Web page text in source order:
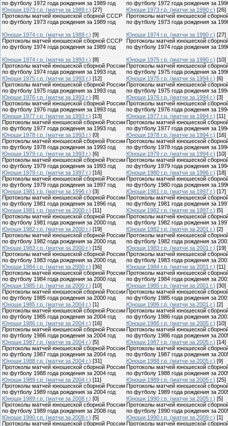
по футболу 1972 года рождения за 1989 год
по футболу 1972 года рождения за
Юноши 1973 г.р. (матчи за 1989 г.) [27]
Протоколы матчей юношеской сборной СССР
по футболу 1973 года рождения за 1989 год
Юноши 1973 г.р. (матчи за 1990 г.) [26]
Протоколы матчей юношеской
по футболу 1973 года рождения за
Юноши 1974 г.р. (матчи за 1989 г.) [9]
Протоколы матчей юношеской сборной СССР
по футболу 1974 года рождения за 1989 год
Юноши 1974 г.р. (матчи за 1990 г.) [27]
Протоколы матчей юношеской
по футболу 1974 года рождения за
Юноши 1974 г.р. (матчи за 1993 г.) [8]
Протоколы матчей юношеской сборной России
по футболу 1974 года рождения за 1993 год
Юноши 1975 г.р. (матчи за 1990 г.) [10]
Протоколы матчей юношеской
по футболу 1975 года рождения за
Юноши 1975 г.р. (матчи за 1993 г.) [12]
Протоколы матчей юношеской сборной России
по футболу 1975 года рождения за 1993 год
Юноши 1975 г.р. (матчи за 1994 г.) [6]
Протоколы матчей юношеской
по футболу 1975 года рождения за
Юноши 1976 г.р. (матчи за 1993 г.) [8]
Протоколы матчей юношеской сборной России
по футболу 1976 года рождения за 1993 год
Юноши 1976 г.р. (матчи за 1994 г.) [3]
Протоколы матчей юношеской
по футболу 1976 года рождения за
Юноши 1977 г.р. (матчи за 1993 г.) [13]
Протоколы матчей юношеской сборной России
по футболу 1977 года рождения за 1993 год
Юноши 1977 г.р. (матчи за 1994 г.) [11]
Протоколы матчей юношеской
по футболу 1977 года рождения за
Юноши 1978 г.р. (матчи за 1993 г.) [0]
Протоколы матчей юношеской сборной России
по футболу 1978 года рождения за 1993 год
Юноши 1978 г.р. (матчи за 1994 г.) [16]
Протоколы матчей юношеской
по футболу 1978 года рождения за
Юноши 1979 г.р. (матчи за 1993 г.) [6]
Протоколы матчей юношеской сборной России
по футболу 1979 года рождения за 1993 год
Юноши 1979 г.р. (матчи за 1994 г.) [10]
Протоколы матчей юношеской
по футболу 1979 года рождения за
Юноши 1979 г.р. (матчи за 1997 г.) [16]
Протоколы матчей юношеской сборной России
по футболу 1979 года рождения за 1997 год
Юноши 1980 г.р. (матчи за 1996 г.) [18]
Протоколы матчей юношеской
по футболу 1980 года рождения за
Юноши 1981 г.р. (матчи за 1996 г.) [3]
Протоколы матчей юношеской сборной России
по футболу 1981 года рождения за 1996 год
Юноши 1981 г.р. (матчи за 1997 г.) [17]
Протоколы матчей юношеской
по футболу 1981 года рождения за
Юноши 1981 г.р. (матчи за 2000 г.) [11]
Протоколы матчей юношеской сборной России
по футболу 1981 года рождения за 2000 год
Юноши 1982 г.р. (матчи за 1997 г.) [5]
Протоколы матчей юношеской
по футболу 1982 года рождения за
Юноши 1982 г.р. (матчи за 2000 г.) [19]
Протоколы матчей юношеской сборной России
по футболу 1982 года рождения за 2000 год
Юноши 1982 г.р. (матчи за 2001 г.) [2]
Протоколы матчей юношеской
по футболу 1982 года рождения за
Юноши 1983 г.р. (матчи за 2000 г.) [15]
Протоколы матчей юношеской сборной России
по футболу 1983 года рождения за 2000 год
Юноши 1983 г.р. (матчи за 2001 г.) [19]
Протоколы матчей юношеской
по футболу 1983 года рождения за
Юноши 1984 г.р. (матчи за 2000 г.) [36]
Протоколы матчей юношеской сборной России
по футболу 1984 года рождения за 2000 год
Юноши 1984 г.р. (матчи за 2001 г.) [11]
Протоколы матчей юношеской
по футболу 1984 года рождения за
Юноши 1985 г.р. (матчи за 2000 г.) [10]
Протоколы матчей юношеской сборной России
по футболу 1985 года рождения за 2000 год
Юноши 1985 г.р. (матчи за 2001 г.) [30]
Протоколы матчей юношеской
по футболу 1985 года рождения за
Юноши 1985 г.р. (матчи за 2004 г.) [1]
Протоколы матчей юношеской сборной России
по футболу 1985 года рождения за 2004 год
Юноши 1986 г.р. (матчи за 2001 г.) [2]
Протоколы матчей юношеской
по футболу 1986 года рождения за
Юноши 1986 г.р. (матчи за 2004 г.) [16]
Протоколы матчей юношеской сборной России
по футболу 1986 года рождения за 2004 год
Юноши 1986 г.р. (матчи за 2005 г.) [10]
Протоколы матчей юношеской
по футболу 1986 года рождения за
Юноши 1987 г.р. (матчи за 2004 г.) [5]
Протоколы матчей юношеской сборной России
по футболу 1987 года рождения за 2004 год
Юноши 1987 г.р. (матчи за 2005 г.) [14]
Протоколы матчей юношеской
по футболу 1987 года рождения за
Юноши 1988 г.р. (матчи за 2004 г.) [31]
Протоколы матчей юношеской сборной России
по футболу 1988 года рождения за 2004 год
Юноши 1988 г.р. (матчи за 2005 г.) [9]
Протоколы матчей юношеской
по футболу 1988 года рождения за
Юноши 1989 г.р. (матчи за 2004 г.) [11]
Протоколы матчей юношеской сборной России
по футболу 1989 года рождения за 2004 год
Юноши 1989 г.р. (матчи за 2005 г.) [25]
Протоколы матчей юношеской
по футболу 1989 года рождения за
Юноши 1989 г.р. (матчи за 2008 г.) [0]
Протоколы матчей юношеской сборной России
по футболу 1989 года рождения за 2008 год
Юноши 1990 г.р. (матчи за 2005 г.) [5]
Протоколы матчей юношеской
по футболу 1990 года рождения за
Юноши 1990 г.р. (матчи за 2008 г.) [5]
Протоколы матчей юношеской сборной России
Юноши 1990 г.р. (матчи за 2009 г.) [1]
Протоколы матчей юношеской